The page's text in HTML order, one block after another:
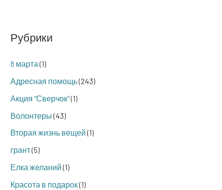
Рубрики
8 марта(1)
Адресная помощь(243)
Акция "Сверчок"(1)
Волонтеры(43)
Вторая жизнь вещей(1)
грант(5)
Елка желаний(1)
Красота в подарок(1)